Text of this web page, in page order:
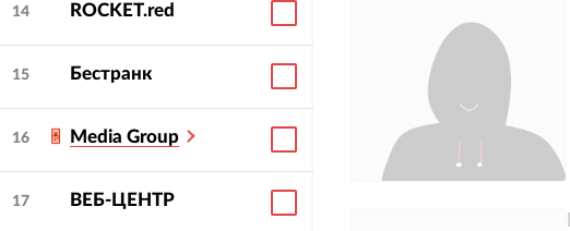
14 ROCKET.red
15 Бестранк
16 Media Group
17 ВЕБ-ЦЕНТР